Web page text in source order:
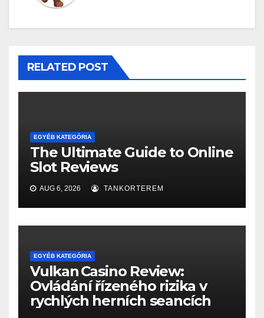
RELATED POST
EGYÉB KATEGÓRIA
The Ultimate Guide to Online
Slot Reviews
AUG 6, 2026 TANKORTEREM
EGYÉB KATEGÓRIA
Vulkan Casino Review:
Ovládání řízeného rizika v
rychlých herních seancích